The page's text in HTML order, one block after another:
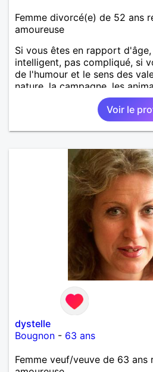
Femme divorcé(e) de 52 ans
amoureuse
Si vous êtes en rapport
intelligent, pas compliqué, si
de l'humour et le sens des
nature, la campagne, les
s'entendre, du coup n'hésitez
Voir le
dystelle
Bougnon - 63 ans
Femme veuf/veuve de 63 ans